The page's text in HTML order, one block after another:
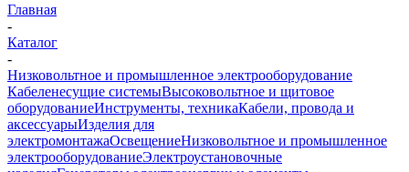
Главная
-
Каталог
-
Низковольтное и промышленное электрооборудование
Кабеленесущие системыВысоковольтное и щитовое
оборудованиеИнструменты, техникаКабели, провода и
аксессуарыИзделия для
электромонтажаОсвещениеНизковольтное и промышленное
электрооборудованиеЭлектроустановочные